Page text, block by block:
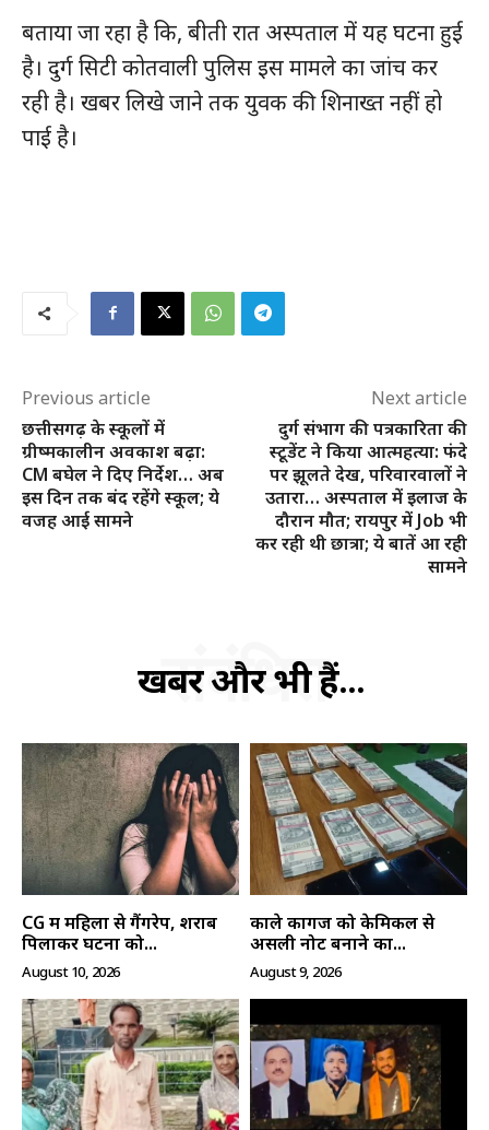
हमसे जुड़े
बताया जा रहा है कि, बीती रात अस्पताल में यह घटना हुई
है। दुर्ग सिटी कोतवाली पुलिस इस मामले का जांच कर
रही है। खबर लिखे जाने तक युवक की शिनाख्त नहीं हो
पाई है।
Previous article
छत्तीसगढ़ के स्कूलों में
ग्रीष्मकालीन अवकाश बढ़ा:
CM बघेल ने दिए निर्देश… अब
इस दिन तक बंद रहेंगे स्कूल; ये
वजह आई सामने
Next article
दुर्ग संभाग की पत्रकारिता की
स्टूडेंट ने किया आत्महत्या: फंदे
पर झूलते देख, परिवारवालों ने
उतारा… अस्पताल में इलाज के
दौरान मौत; रायपुर में Job भी
कर रही थी छात्रा; ये बातें आ रही
सामने
खबरें और भी हैं...
संबंधित
CG में महिला से गैंगरेप, शराब
पिलाकर घटना को...
August 10, 2026
काले कागज को केमिकल से
असली नोट बनाने का...
August 9, 2026